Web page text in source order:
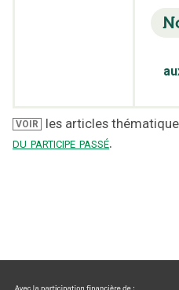
VOIR les articles
du participe passé.